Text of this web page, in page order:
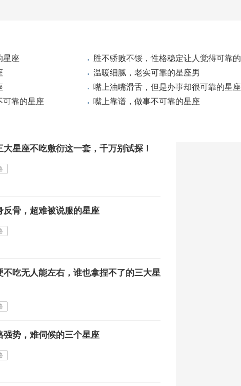
星座
温暖细腻，老实可靠的星座男
嘴上油嘴滑舌，但是办事却很可靠的星座
可靠的星座
嘴上靠谱，做事不可靠的星座
大星座不吃敷衍这一套，千万别试探！
反骨，超难被说服的星座
不吃无人能左右，谁也拿捏不了的三大星
强势，难伺候的三个星座